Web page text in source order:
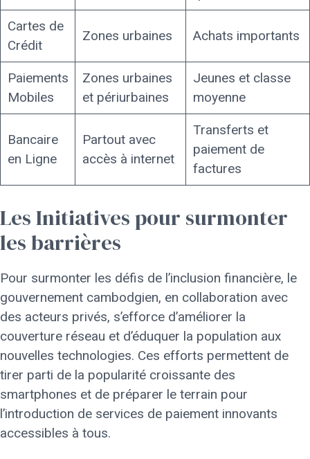
Cartes de
Crédit
Zones urbaines Achats importants
Paiements
Mobiles
Zones urbaines
et périurbaines
Jeunes et classe
moyenne
Bancaire
en Ligne
Partout avec
accès à internet
Transferts et
paiement de
factures
Les Initiatives pour surmonter
les barrières
Pour surmonter les défis de l’inclusion financière, le
gouvernement cambodgien, en collaboration avec
des acteurs privés, s’efforce d’améliorer la
couverture réseau et d’éduquer la population aux
nouvelles technologies. Ces efforts permettent de
tirer parti de la popularité croissante des
smartphones et de préparer le terrain pour
l’introduction de services de paiement innovants
accessibles à tous.